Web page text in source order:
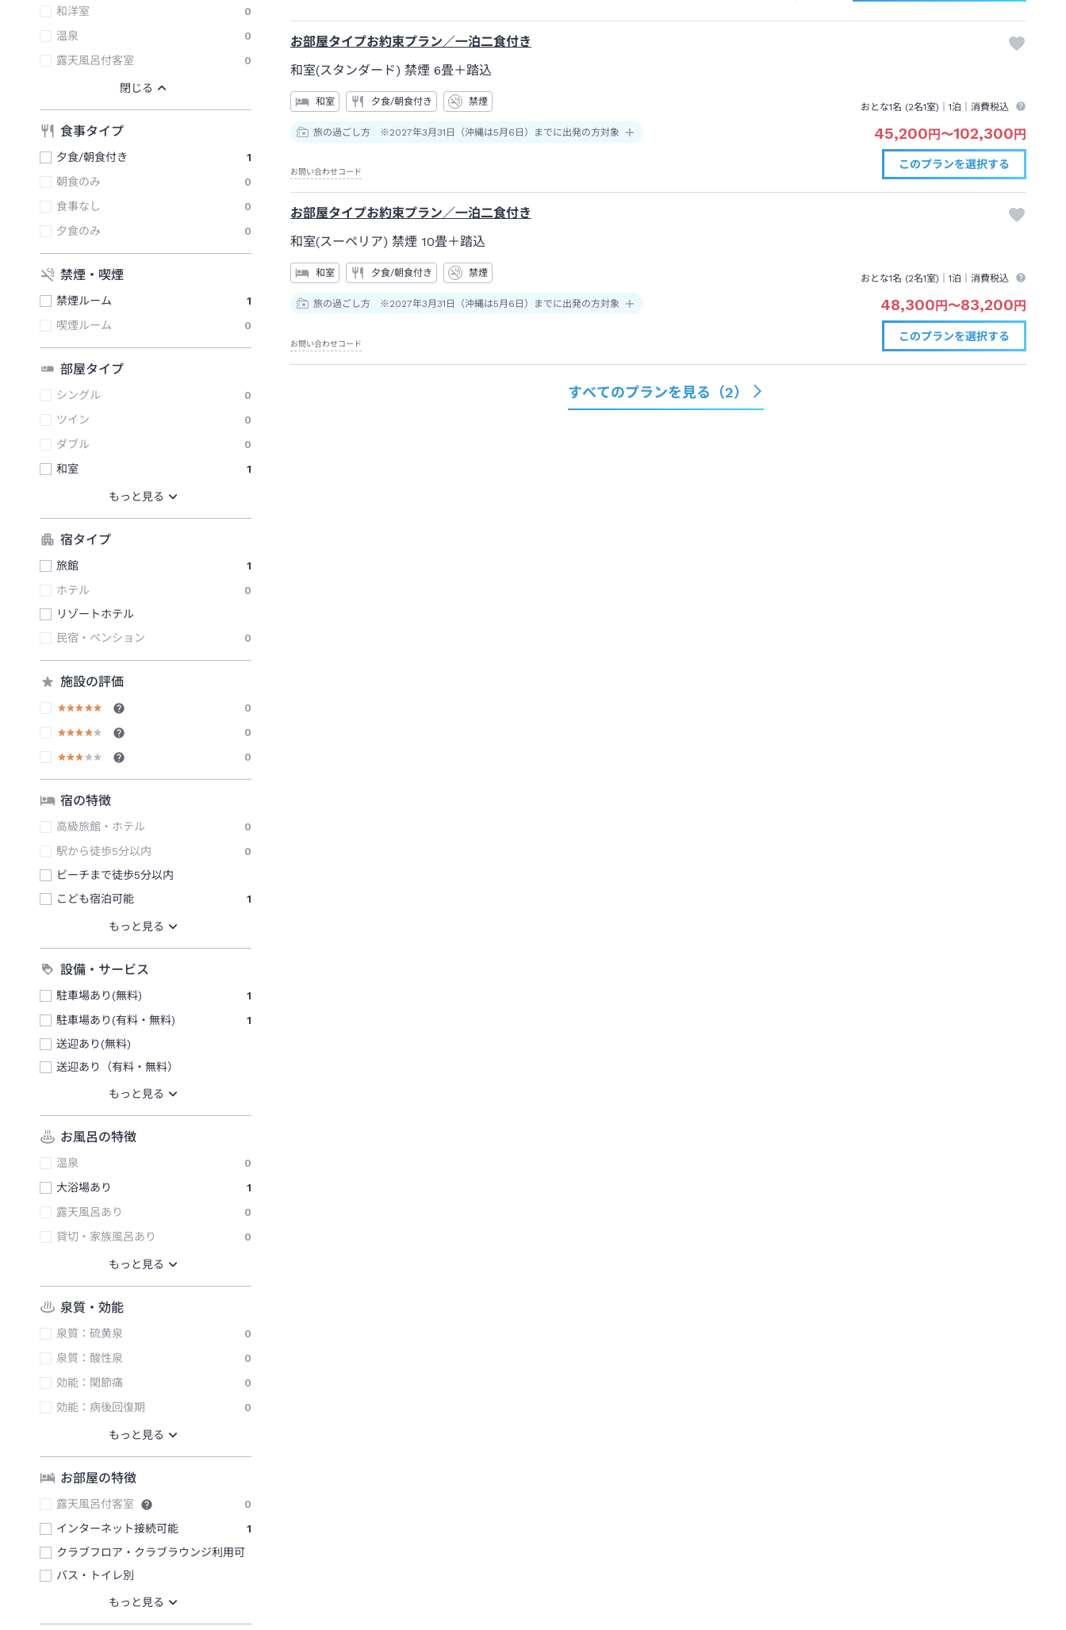
和洋室
0
温泉
0
露天風呂付客室
0
食事タイプ
夕食/朝食付き
1
朝食のみ
0
食事なし
0
夕食のみ
0
禁煙・喫煙
禁煙ルーム
1
喫煙ルーム
0
部屋タイプ
シングル
0
ツイン
0
ダブル
0
和室
1
宿タイプ
旅館
1
ホテル
0
リゾートホテル
民宿・ペンション
0
施設の評価
0
0
0
宿の特徴
高級旅館・ホテル
0
駅から徒歩5分以内
0
ビーチまで徒歩5分以内
こども宿泊可能
1
設備・サービス
駐車場あり(無料)
1
駐車場あり(有料・無料)
1
送迎あり(無料)
送迎あり（有料・無料）
お風呂の特徴
温泉
0
大浴場あり
1
露天風呂あり
0
貸切・家族風呂あり
0
泉質・効能
泉質：硫黄泉
0
泉質：酸性泉
0
効能：関節痛
0
効能：病後回復期
0
お部屋の特徴
露天風呂付客室
0
インターネット接続可能
1
クラブフロア・クラブラウンジ利用可
バス・トイレ別
お部屋タイプお約束プラン／一泊二食付き
和室(スタンダード) 禁煙 6畳＋踏込
和室 夕食/朝食付き 禁煙
旅の過ごし方 ※2027年3月31日（沖縄は5月6日）までに出発の方対象
おとな1名 (2名1室)｜1泊 ｜消費税込
45,200円〜102,300円
お問い合わせコード
このプランを選択する
お部屋タイプお約束プラン／一泊二食付き
和室(スーペリア) 禁煙 10畳＋踏込
和室 夕食/朝食付き 禁煙
旅の過ごし方 ※2027年3月31日（沖縄は5月6日）までに出発の方対象
おとな1名 (2名1室)｜1泊 ｜消費税込
48,300 円 〜83,200 円
お問い合わせコード
このプランを選択する
すべてのプランを見る（2）